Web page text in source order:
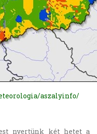
aszalyinfo/
nyertünk két hetet a